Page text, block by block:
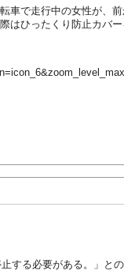
で走行中の女性が、
ひったくり防止カバー
する必要がある。」との